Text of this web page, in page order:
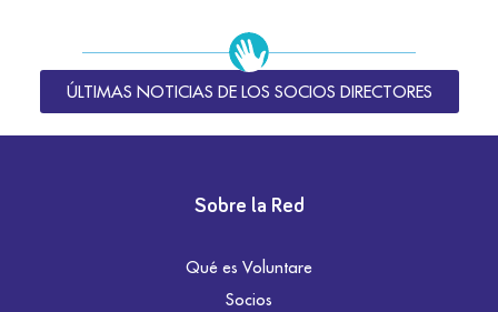
ÚLTIMAS NOTICIAS DE LOS SOCIOS DIRECTORES
Sobre la Red
Qué es Voluntare
Socios